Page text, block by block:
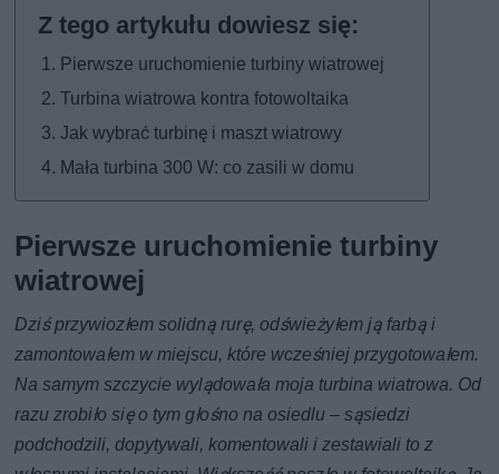
Pierwsze uruchomienie turbiny wiatrowej
Turbina wiatrowa kontra fotowoltaika
Jak wybrać turbinę i maszt wiatrowy
Mała turbina 300 W: co zasili w domu
Pierwsze uruchomienie turbiny
wiatrowej
Dziś przywiozłem solidną rurę, odświeżyłem ją farbą i
zamontowałem w miejscu, które wcześniej przygotowałem.
Na samym szczycie wylądowała moja turbina wiatrowa. Od
razu zrobiło się o tym głośno na osiedlu – sąsiedzi
podchodzili, dopytywali, komentowali i zestawiali to z